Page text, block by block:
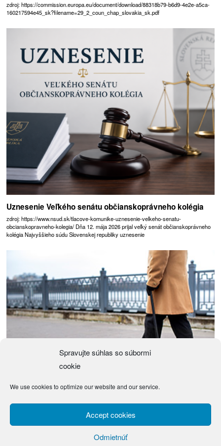
Spravujte súhlas so súbormi
cookie
We use cookies to optimize our website and our service.
Accept cookies
Odmietnúť
zdroj: https://commission.europa.eu/document/download/88318b79-b6d9-4e2e-a5ca-
160217594e45_sk?filename=29_2_coun_chap_slovakia_sk.pdf
Uznesenie Veľkého senátu občianskoprávneho kolégia
zdroj: https://www.nsud.sk/tlacove-komunike-uznesenie-velkeho-senatu-
obcianskopravneho-kolegia/ Dňa 12. mája 2026 prijal veľký senát občianskoprávneho
kolégia Najvyššieho súdu Slovenskej republiky uznesenie
Návrh zákona o justičných čakateľoch
(Návrh) Zákon z … 2026 o justičných čakateľoch a o zmene a doplnení niektorých
zákonov Národná rada Slovenskej republiky sa